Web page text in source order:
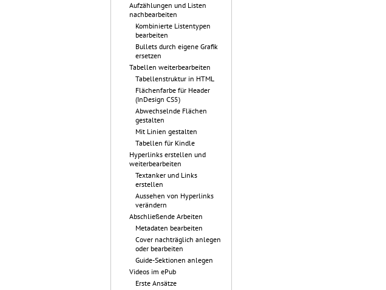
Aufzählungen und Listen
nachbearbeiten
Kombinierte Listentypen
bearbeiten
Bullets durch eigene Grafik
ersetzen
Tabellen weiterbearbeiten
Tabellenstruktur in HTML
Flächenfarbe für Header
(InDesign CS5)
Abwechselnde Flächen
gestalten
Mit Linien gestalten
Tabellen für Kindle
Hyperlinks erstellen und
weiterbearbeiten
Textanker und Links
erstellen
Aussehen von Hyperlinks
verändern
Abschließende Arbeiten
Metadaten bearbeiten
Cover nachträglich anlegen
oder bearbeiten
Guide-Sektionen anlegen
Videos im ePub
Erste Ansätze